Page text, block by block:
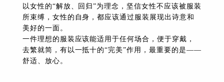
以女性的“解放、回归”为理念，坚信女性不应该被服装
所束缚，女性的自身，都应该通过服装展现出诗意和
美好的一面。
一件理想的服装应该能适用于任何场合，便于穿戴，
去繁就简，有以一抵十的“完美”作用，最重要的是——
舒适、放心。